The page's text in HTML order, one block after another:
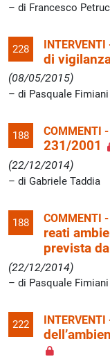
di Francesco
228 INTERVENTI
di
(08/05/2015)
di Pasquale Fimiani
188 COMMENTI -
231/2001
(22/12/2014)
di Gabriele Taddia
188 COMMENTI -
reati
prevista
(22/12/2014)
di Pasquale Fimiani
222 INTERVENTI